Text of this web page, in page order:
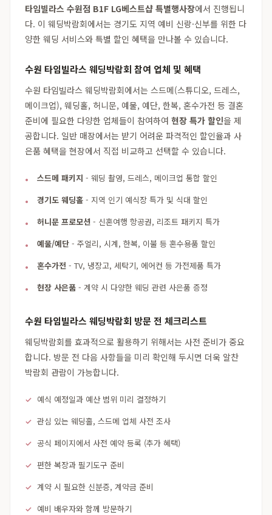
타임빌라스 수원점 B1F LG베스트샵 특별행사장에서 진행됩니
다. 이 웨딩박람회에서는 경기도 지역 예비 신랑·신부를 위한 다
양한 웨딩 서비스와 특별 할인 혜택을 만나볼 수 있습니다.
수원 타임빌라스 웨딩박람회 참여 업체 및 혜택
수원 타임빌라스 웨딩박람회에서는 스드메(스튜디오, 드레스,
메이크업), 웨딩홀, 허니문, 예물, 예단, 한복, 혼수가전 등 결혼
준비에 필요한 다양한 업체들이 참여하여 현장 특가 할인을 제
공합니다. 일반 매장에서는 받기 어려운 파격적인 할인율과 사
은품 혜택을 현장에서 직접 비교하고 선택할 수 있습니다.
스드메 패키지 - 웨딩 촬영, 드레스, 메이크업 통합 할인
경기도 웨딩홀 - 지역 인기 예식장 특가 및 식대 할인
허니문 프로모션 - 신혼여행 항공권, 리조트 패키지 특가
예물/예단 - 주얼리, 시계, 한복, 이불 등 혼수용품 할인
혼수가전 - TV, 냉장고, 세탁기, 에어컨 등 가전제품 특가
현장 사은품 - 계약 시 다양한 웨딩 관련 사은품 증정
수원 타임빌라스 웨딩박람회 방문 전 체크리스트
웨딩박람회를 효과적으로 활용하기 위해서는 사전 준비가 중요
합니다. 방문 전 다음 사항들을 미리 확인해 두시면 더욱 알찬
박람회 관람이 가능합니다.
예식 예정일과 예산 범위 미리 결정하기
관심 있는 웨딩홀, 스드메 업체 사전 조사
공식 페이지에서 사전 예약 등록 (추가 혜택)
편한 복장과 필기도구 준비
계약 시 필요한 신분증, 계약금 준비
예비 배우자와 함께 방문하기